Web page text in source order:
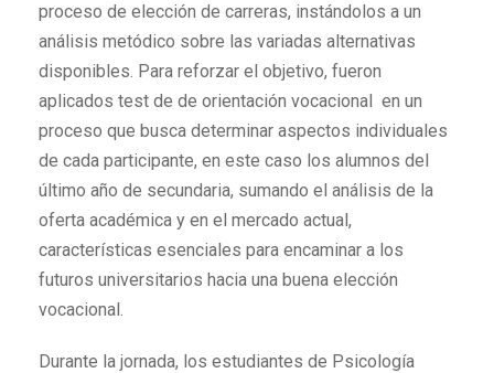
proceso de elección de carreras, instándolos a un
análisis metódico sobre las variadas alternativas
disponibles. Para reforzar el objetivo, fueron
aplicados test de de orientación vocacional en un
proceso que busca determinar aspectos individuales
de cada participante, en este caso los alumnos del
último año de secundaria, sumando el análisis de la
oferta académica y en el mercado actual,
características esenciales para encaminar a los
futuros universitarios hacia una buena elección
vocacional.
Durante la jornada, los estudiantes de Psicología